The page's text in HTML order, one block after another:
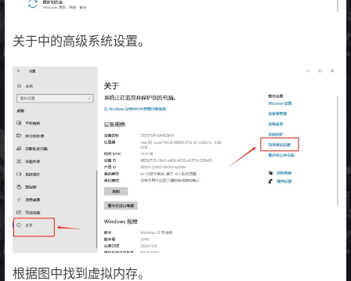
关于中的高级系统设置。
根据图中找到虚拟内存。